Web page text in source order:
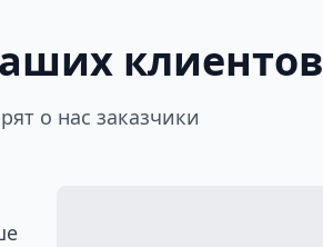
клиентов
о нас заказчики